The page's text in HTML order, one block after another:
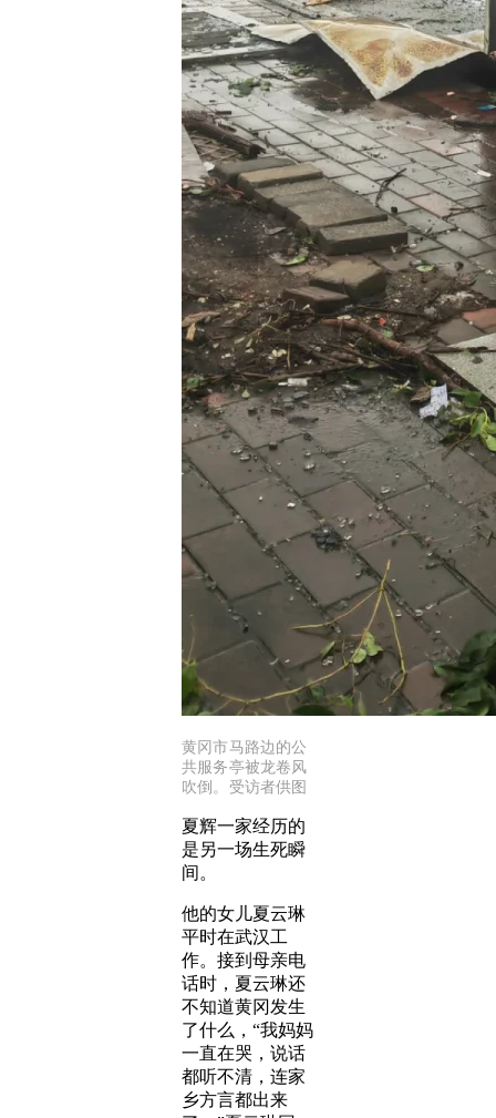
黄冈市马路边的公
共服务亭被龙卷风
吹倒。受访者供图
夏辉一家经历的
是另一场生死瞬
间。
他的女儿夏云琳
平时在武汉工
作。接到母亲电
话时，夏云琳还
不知道黄冈发生
了什么，“我妈妈
一直在哭，说话
都听不清，连家
乡方言都出来